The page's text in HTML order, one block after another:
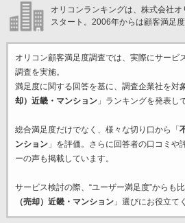
オリコンランキングは、株式会社
スタート。2006年からは顧客満足度
オリコン顧客満足度調査では、実際にサービ
調査を実施。
満足度に関する回答を基に、調査企業社を対
却）近畿・マンション」ランキングを発表し
総合満足度だけでなく、様々な切り口から「
ンション」を評価。さらに回答者の口コミや
ーの声も掲載しています。
サービス検討の際、“ユーザー満足度”からも
（売却）近畿・マンション」選びにお役立て